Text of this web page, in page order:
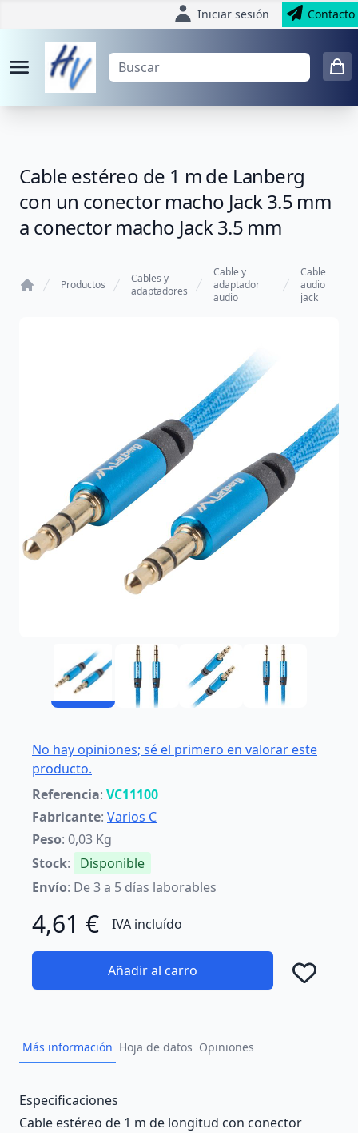
Iniciar sesión Contacto
Cable estéreo de 1 m de Lanberg
con un conector macho Jack 3.5 mm
a conector macho Jack 3.5 mm
Productos
Cables y
adaptadores
Cable y
adaptador
audio
Cable
audio
jack
No hay opiniones; sé el primero en valorar este
producto.
Referencia: VC11100
Fabricante: Varios C
Peso: 0,03 Kg
Stock:
Disponible
Envío: De 3 a 5 días laborables
4,61 € IVA incluído
Añadir al carro
Más información Hoja de datos Opiniones
Description
Especificaciones
Cable estéreo de 1 m de longitud con conector